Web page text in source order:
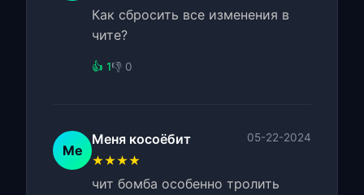
Как сбросить все изменения в
чите?
👍 1👎 0
Ме
Меня косоёбит 05-22-2024
★★★★
чит бомба особенно тролить